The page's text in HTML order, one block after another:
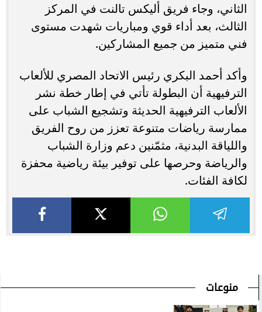
الثاني، وجاء فريق أليكس تالنت في المركز
الثالث، بعد أداء قوي ومباريات شهدت مستوى
فني متميز من جميع المشاركين.
وأكد أحمد البكري رئيس الاتحاد المصري للألعاب
الترفيهية أن البطولة تأتي في إطار خطة نشر
الألعاب الترفيهية الحديثة وتشجيع الشباب على
ممارسة رياضات متنوعة تعزز من روح الفريق
واللياقة البدنية، مثمّنين دعم وزارة الشباب
والرياضة وحرصها على توفير بيئة رياضية محفزة
لكافة الفئات.
منوعات